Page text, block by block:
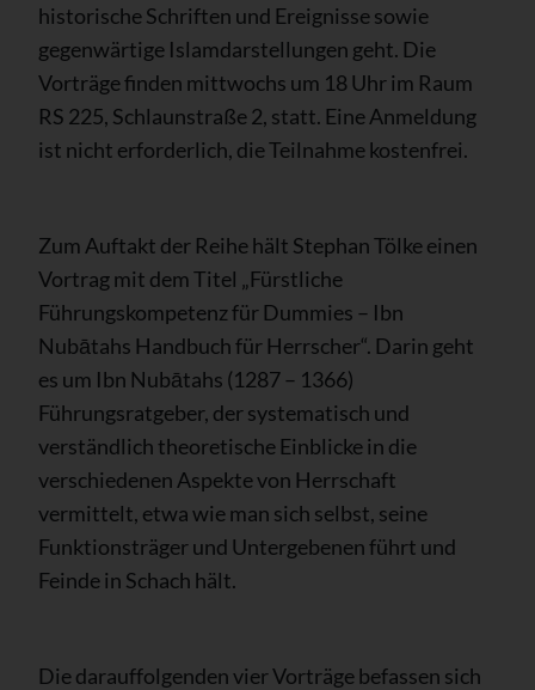
historische Schriften und Ereignisse sowie
gegenwärtige Islamdarstellungen geht. Die
Vorträge finden mittwochs um 18 Uhr im Raum
RS 225, Schlaunstraße 2, statt. Eine Anmeldung
ist nicht erforderlich, die Teilnahme kostenfrei.
Zum Auftakt der Reihe hält Stephan Tölke einen
Vortrag mit dem Titel „Fürstliche
Führungskompetenz für Dummies – Ibn
Nubātahs Handbuch für Herrscher“. Darin geht
es um Ibn Nubātahs (1287 – 1366)
Führungsratgeber, der systematisch und
verständlich theoretische Einblicke in die
verschiedenen Aspekte von Herrschaft
vermittelt, etwa wie man sich selbst, seine
Funktionsträger und Untergebenen führt und
Feinde in Schach hält.
Die darauffolgenden vier Vorträge befassen sich